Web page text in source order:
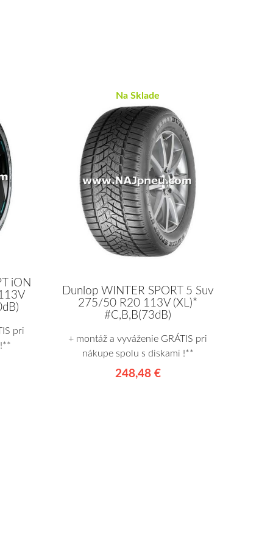
iON
pri
Na Sklade
Dunlop WINTER SPORT 5 Suv
275/50 R20 113V (XL)*
#C,B,B(73dB)
+ montáž a vyváženie GRÁTIS pri
nákupe spolu s diskami !**
248,48 €